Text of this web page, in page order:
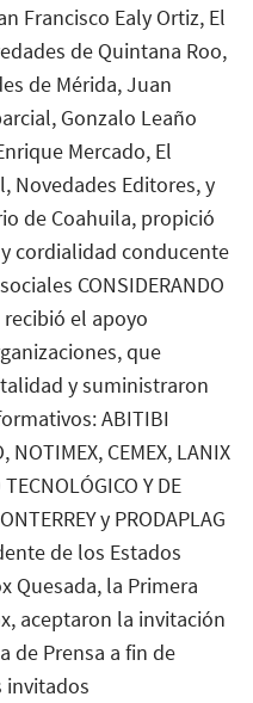
Francisco Ealy Ortiz, El
de Quintana Roo,
de Mérida, Juan
Gonzalo Leaño
Mercado, El
Novedades Editores, y
de Coahuila, propició
cordialidad conducente
CONSIDERANDO
el apoyo
que
y suministraron
ABITIBI
NOTIMEX, CEMEX, LANIX
Y DE
y PRODAPLAG
de los Estados
Quesada, la Primera
aceptaron la invitación
de Prensa a fin de
invitados